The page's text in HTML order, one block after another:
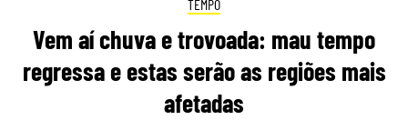
TEMPO
Vem aí chuva e trovoada: mau tempo
regressa e estas serão as regiões mais
afetadas